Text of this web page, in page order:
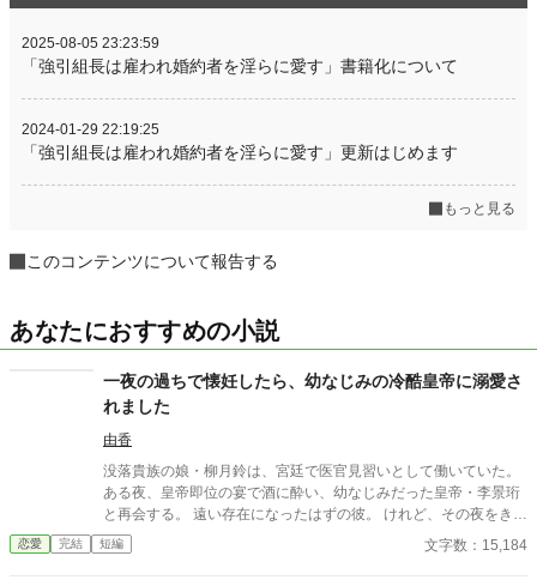
2025-08-05 23:23:59
「強引組長は雇われ婚約者を淫らに愛す」書籍化について
2024-01-29 22:19:25
「強引組長は雇われ婚約者を淫らに愛す」更新はじめます
もっと見る
このコンテンツについて報告する
あなたにおすすめの小説
一夜の過ちで懐妊したら、幼なじみの冷酷皇帝に溺愛さ
れました
由香
没落貴族の娘・柳月鈴は、宮廷で医官見習いとして働いていた。
ある夜、皇帝即位の宴で酒に酔い、幼なじみだった皇帝・李景珩
と再会する。 遠い存在になったはずの彼。 けれど、その夜をきっ
かけに月鈴の運命は大きく動き出す。 冷酷と恐れられる皇帝が、
なぜか彼女だけには甘すぎて――。
恋愛 完結 短編 文字数：15,184